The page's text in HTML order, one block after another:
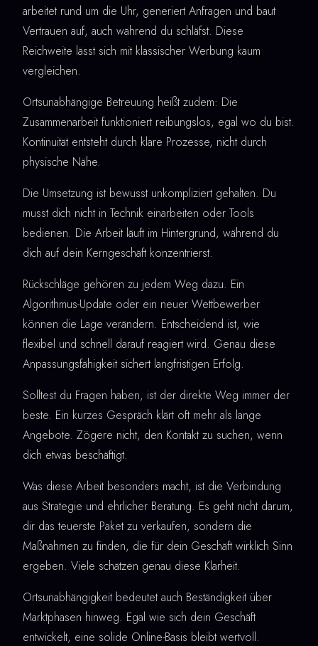
arbeitet rund um die Uhr, generiert Anfragen und baut
Vertrauen auf, auch während du schläfst. Diese
Reichweite lässt sich mit klassischer Werbung kaum
vergleichen.
Ortsunabhängige Betreuung heißt zudem: Die
Zusammenarbeit funktioniert reibungslos, egal wo du bist.
Kontinuität entsteht durch klare Prozesse, nicht durch
physische Nähe.
Die Umsetzung ist bewusst unkompliziert gehalten. Du
musst dich nicht in Technik einarbeiten oder Tools
bedienen. Die Arbeit läuft im Hintergrund, während du
dich auf dein Kerngeschäft konzentrierst.
Rückschläge gehören zu jedem Weg dazu. Ein
Algorithmus-Update oder ein neuer Wettbewerber
können die Lage verändern. Entscheidend ist, wie
flexibel und schnell darauf reagiert wird. Genau diese
Anpassungsfähigkeit sichert langfristigen Erfolg.
Solltest du Fragen haben, ist der direkte Weg immer der
beste. Ein kurzes Gespräch klärt oft mehr als lange
Angebote. Zögere nicht, den Kontakt zu suchen, wenn
dich etwas beschäftigt.
Was diese Arbeit besonders macht, ist die Verbindung
aus Strategie und ehrlicher Beratung. Es geht nicht darum,
dir das teuerste Paket zu verkaufen, sondern die
Maßnahmen zu finden, die für dein Geschäft wirklich Sinn
ergeben. Viele schätzen genau diese Klarheit.
Ortsunabhängigkeit bedeutet auch Beständigkeit über
Marktphasen hinweg. Egal wie sich dein Geschäft
entwickelt, eine solide Online-Basis bleibt wertvoll.